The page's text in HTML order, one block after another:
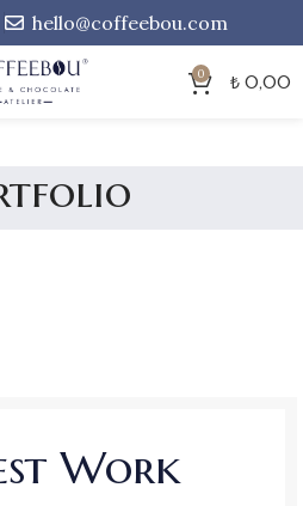
hello@coffeebou.com
0 ₺ 0,00
Work